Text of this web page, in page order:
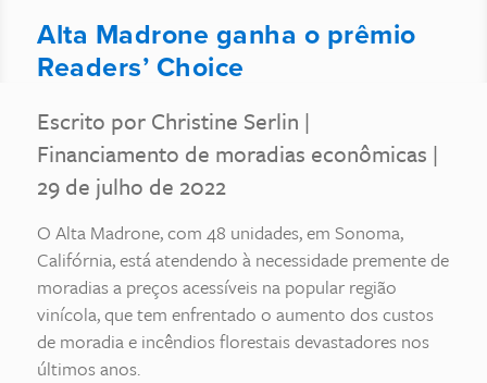
Alta Madrone ganha o prêmio
Readers’ Choice
Escrito por Christine Serlin |
Financiamento de moradias econômicas |
29 de julho de 2022
O Alta Madrone, com 48 unidades, em Sonoma,
Califórnia, está atendendo à necessidade premente de
moradias a preços acessíveis na popular região
vinícola, que tem enfrentado o aumento dos custos
de moradia e incêndios florestais devastadores nos
últimos anos.